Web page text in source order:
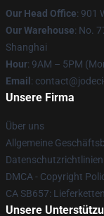
Our Head Office: 901
Our Warehouse: No.
Shanghai
Hour: 9AM – 5PM
Email :
Unsere Firma
Über uns
Allgemeine
Datenschutzrichtlinien
DMCA - Copyright
CA SB657:
Unsere